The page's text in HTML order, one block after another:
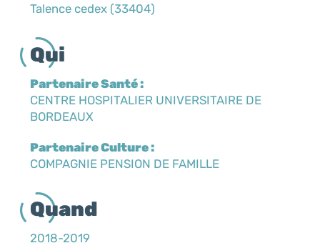
Talence cedex (33404)
Qui
Partenaire Santé :
CENTRE HOSPITALIER UNIVERSITAIRE DE
BORDEAUX
Partenaire Culture :
COMPAGNIE PENSION DE FAMILLE
Quand
2018-2019